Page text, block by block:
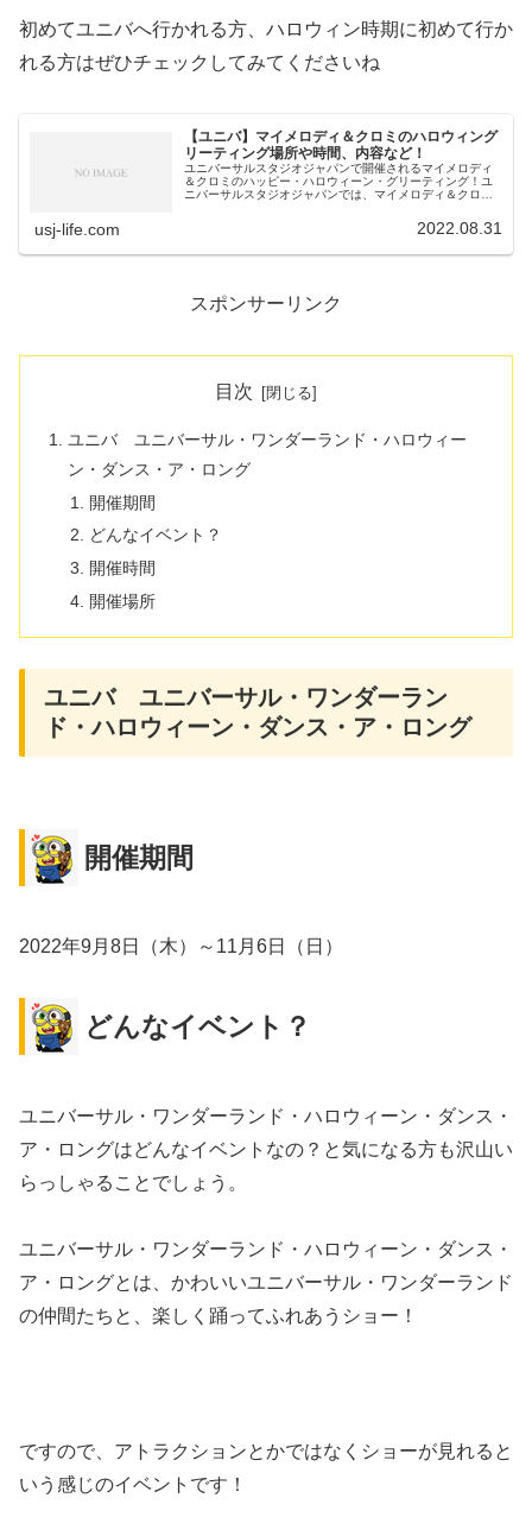
初めてユニバへ行かれる方、ハロウィン時期に初めて行か
れる方はぜひチェックしてみてくださいね
【ユニバ】マイメロディ＆クロミのハロウィング
リーティング場所や時間、内容など！
ユニバーサルスタジオジャパンで開催されるマイメロディ
＆クロミのハッピー・ハロウィーン・グリーティング！ユ
ニバーサルスタジオジャパンでは、マイメロディ＆クロミ
usj-life.com 2022.08.31
スポンサーリンク
目次
ユニバ ユニバーサル・ワンダーランド・ハロウィー
ン・ダンス・ア・ロング
開催期間
どんなイベント？
開催時間
開催場所
ユニバ ユニバーサル・ワンダーラン
ド・ハロウィーン・ダンス・ア・ロング
開催期間
2022年9月8日（木）～11月6日（日）
どんなイベント？
ユニバーサル・ワンダーランド・ハロウィーン・ダンス・
ア・ロングはどんなイベントなの？と気になる方も沢山い
らっしゃることでしょう。
ユニバーサル・ワンダーランド・ハロウィーン・ダンス・
ア・ロングとは、かわいいユニバーサル・ワンダーランド
の仲間たちと、楽しく踊ってふれあうショー！
ですので、アトラクションとかではなくショーが見れると
いう感じのイベントです！